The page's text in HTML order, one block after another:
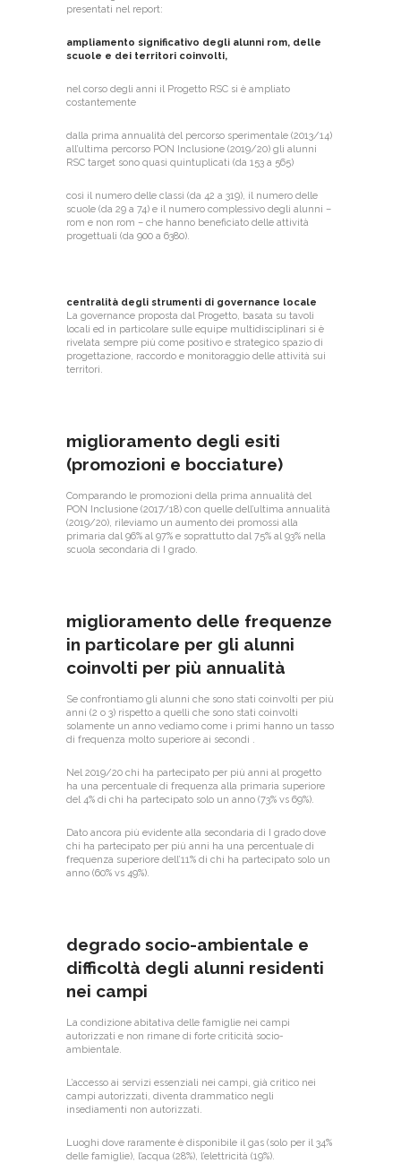
presentati nel report:
ampliamento significativo degli alunni rom, delle
scuole e dei territori coinvolti,
nel corso degli anni il Progetto RSC si è ampliato
costantemente
dalla prima annualità del percorso sperimentale (2013/14)
all’ultima percorso PON Inclusione (2019/20) gli alunni
RSC target sono quasi quintuplicati (da 153 a 565)
così il numero delle classi (da 42 a 319), il numero delle
scuole (da 29 a 74) e il numero complessivo degli alunni –
rom e non rom – che hanno beneficiato delle attività
progettuali (da 900 a 6380).
centralità degli strumenti di governance locale
La governance proposta dal Progetto, basata su tavoli
locali ed in particolare sulle equipe multidisciplinari si è
rivelata sempre più come positivo e strategico spazio di
progettazione, raccordo e monitoraggio delle attività sui
territori.
miglioramento degli esiti
(promozioni e bocciature)
Comparando le promozioni della prima annualità del
PON Inclusione (2017/18) con quelle dell’ultima annualità
(2019/20), rileviamo un aumento dei promossi alla
primaria dal 96% al 97% e soprattutto dal 75% al 93% nella
scuola secondaria di I grado.
miglioramento delle frequenze
in particolare per gli alunni
coinvolti per più annualità
Se confrontiamo gli alunni che sono stati coinvolti per più
anni (2 o 3) rispetto a quelli che sono stati coinvolti
solamente un anno vediamo come i primi hanno un tasso
di frequenza molto superiore ai secondi .
Nel 2019/20 chi ha partecipato per più anni al progetto
ha una percentuale di frequenza alla primaria superiore
del 4% di chi ha partecipato solo un anno (73% vs 69%).
Dato ancora più evidente alla secondaria di I grado dove
chi ha partecipato per più anni ha una percentuale di
frequenza superiore dell’11% di chi ha partecipato solo un
anno (60% vs 49%).
degrado socio-ambientale e
difficoltà degli alunni residenti
nei campi
La condizione abitativa delle famiglie nei campi
autorizzati e non rimane di forte criticità socio-
ambientale.
L’accesso ai servizi essenziali nei campi, già critico nei
campi autorizzati, diventa drammatico negli
insediamenti non autorizzati.
Luoghi dove raramente è disponibile il gas (solo per il 34%
delle famiglie), l’acqua (28%), l’elettricità (19%).